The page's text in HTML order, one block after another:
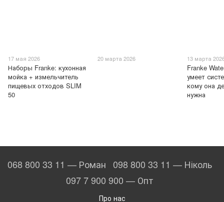
17 мая 2026
Наборы Franke: кухонная
мойка + измельчитель
пищевых отходов SLIM
50
20 марта 2026 13 марта
Franke
умеет
кому она
нужна
068 800 33 11 — Роман 098 800 33 11 — Ніколь
097 7 900 900 — Опт
Про нас